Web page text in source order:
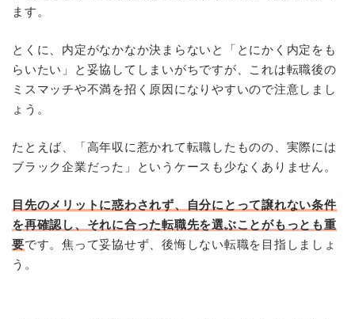
ます。
とくに、内定がなかなか決まらないと「とにかく内定をも
らいたい」と妥協してしまいがちですが、これは転職後の
ミスマッチや不満を招く原因になりやすいので注意しまし
ょう。
たとえば、「高年収に惹かれて転職したものの、実際には
ブラック企業だった」というケースも少なくありません。
目先のメリットに惑わされず、自分にとって譲れない条件
を再確認し、それに合った転職先を選ぶことがもっとも重
要です。焦って妥協せず、後悔しない転職を目指しましょ
う。